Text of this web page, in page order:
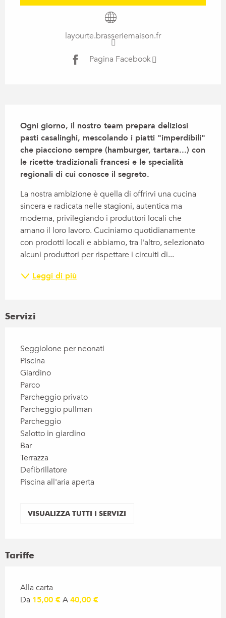
layourte.brasseriemaison.fr
Pagina Facebook
Ogni giorno, il nostro team prepara deliziosi
pasti casalinghi, mescolando i piatti "imperdibili"
che piacciono sempre (hamburger, tartara...) con
le ricette tradizionali francesi e le specialità
regionali di cui conosce il segreto.
La nostra ambizione è quella di offrirvi una cucina
sincera e radicata nelle stagioni, autentica ma
moderna, privilegiando i produttori locali che
amano il loro lavoro. Cuciniamo quotidianamente
con prodotti locali e abbiamo, tra l'altro, selezionato
alcuni produttori per rispettare i circuiti di...
Leggi di più
Servizi
Seggiolone per neonati
Piscina
Giardino
Parco
Parcheggio privato
Parcheggio pullman
Parcheggio
Salotto in giardino
Bar
Terrazza
Defibrillatore
Piscina all'aria aperta
VISUALIZZA TUTTI I SERVIZI
Tariffe
Tariffe 2030
Alla carta
Da 15,00 €A40,00 €